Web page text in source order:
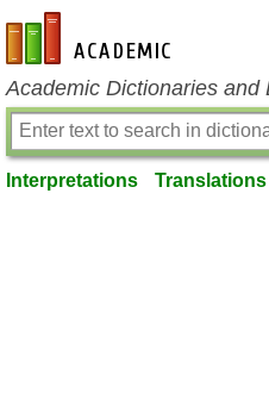
en-academic.com
Academic Dictionaries and
Interpretations Translations